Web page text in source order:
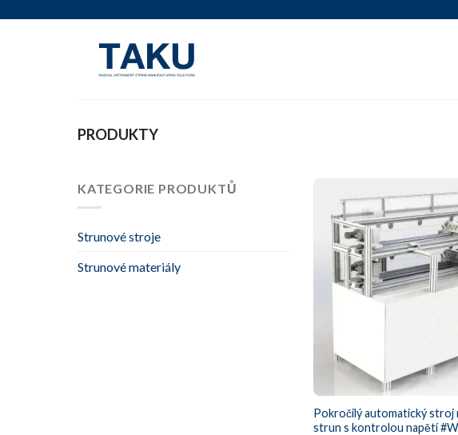
PRODUKTY
KATEGORIE PRODUKTŮ
Strunové stroje
Strunové materiály
Pokročilý automatický stroj
strun s kontrolou napětí